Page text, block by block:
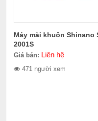
Máy mài khuôn Shinano
2001S
Giá bán: Liên hệ
471 người xem